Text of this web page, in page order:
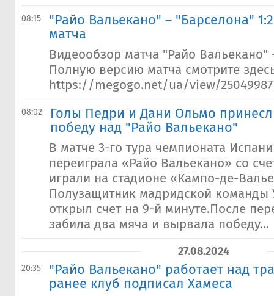
08:15
"Райо Вальекано" – "Барселона"
матча
Видеообзор матча "Райо Вальекано"
Полную версию матча смотрите
https://megogo.net/ua/view/25049987
08:02
Голы Педри и Дани Ольмо
победу над "Райо Вальекано"
В матче 3-го тура чемпионата
переиграла «Райо Вальекано» со
играли на стадионе «Кампо-де-
Полузащитник мадридской команды
открыл счет на 9-й минуте.После
забила два мяча и вырвала победу...
27.08.2024
20:35
"Райо Вальекано" работает над
ранее клуб подписал Хамеса